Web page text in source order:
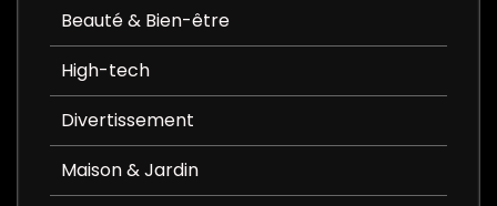
Beauté & Bien-être
High-tech
Divertissement
Maison & Jardin